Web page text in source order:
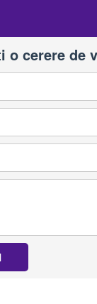
o cerere de